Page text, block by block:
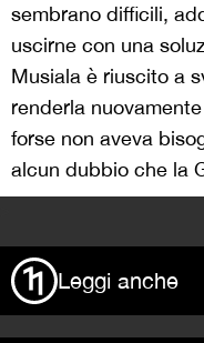
sembrano difficili,
uscirne con una
Musiala è riuscito a
renderla
forse non aveva
alcun dubbio che la
Leggi anche